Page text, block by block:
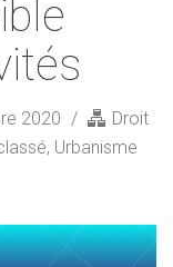
2020
Droit
, Urbanisme